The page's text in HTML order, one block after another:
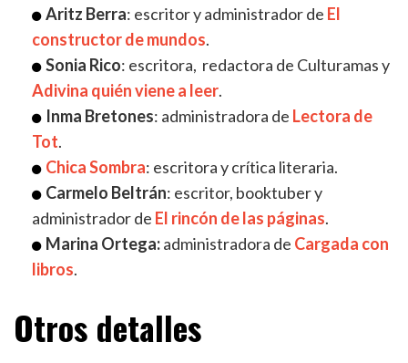
Aritz Berra: escritor y administrador de El
constructor de mundos.
Sonia Rico: escritora, redactora de Culturamas y
Adivina quién viene a leer.
Inma Bretones: administradora de Lectora de
Tot.
Chica Sombra: escritora y crítica literaria.
Carmelo Beltrán: escritor, booktuber y
administrador de El rincón de las páginas.
Marina Ortega:administradora de Cargada con
libros.
Otros detalles